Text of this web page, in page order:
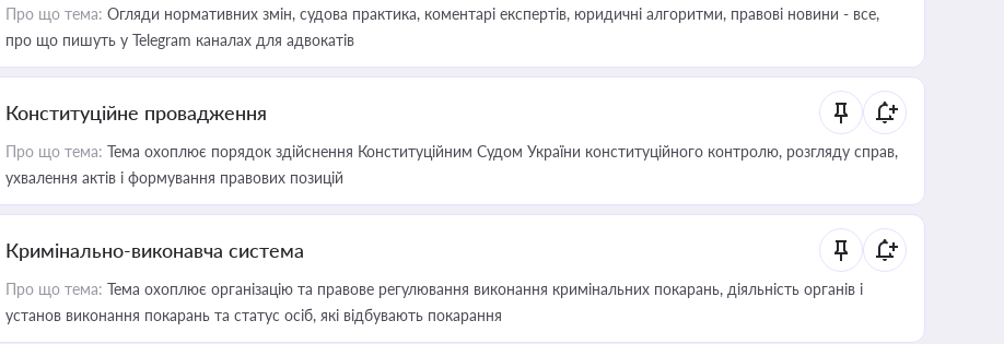
Про що тема: Огляди нормативних змін, судова практика, коментарі експертів, юридичні алгоритми, правові новини - все,
про що пишуть у Telegram каналах для адвокатів
Конституційне провадження
Про що тема: Тема охоплює порядок здійснення Конституційним Судом України конституційного контролю, розгляду справ,
ухвалення актів і формування правових позицій
Кримінально-виконавча система
Про що тема: Тема охоплює організацію та правове регулювання виконання кримінальних покарань, діяльність органів і
установ виконання покарань та статус осіб, які відбувають покарання